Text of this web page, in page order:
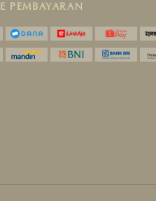
PEMBAYARAN